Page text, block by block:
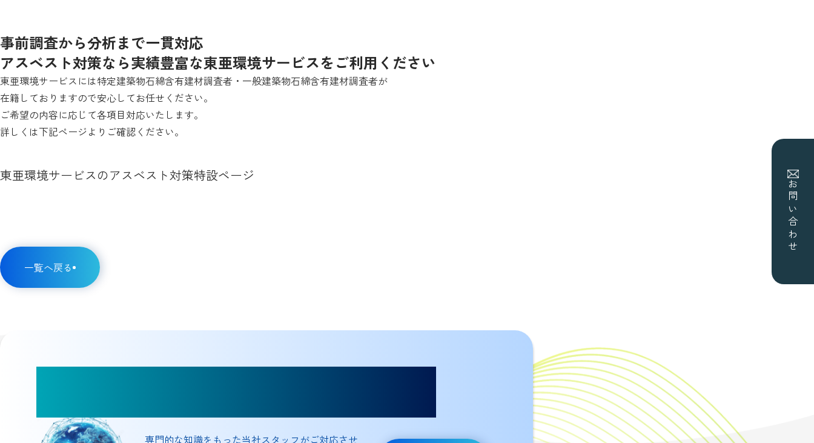
お問い合わせ
事前調査から分析まで一貫対応
アスベスト対策なら実績豊富な東亜環境サービスをご利用ください
東亜環境サービスには特定建築物石綿含有建材調査者・一般建築物石綿含有建材調査者が
在籍しておりますので安心してお任せください。
ご希望の内容に応じて各項目対応いたします。
詳しくは下記ページよりご確認ください。
東亜環境サービスのアスベスト対策特設ページ
一覧へ戻る
専門的な知識をもった当社スタッフがご対応させ